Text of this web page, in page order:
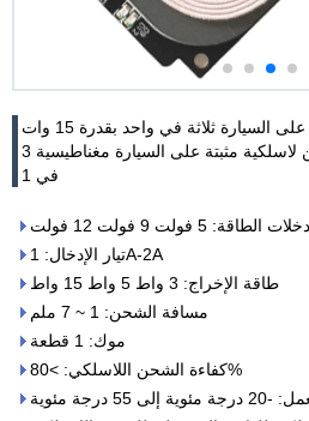
وحدة شاحن لاسلكي محمولة على السيارة ثلاثة في واحد بقدرة 15 وات
قابلة للتخصيص وحدة شحن لاسلكية مثبتة على السيارة مغناطيسية 3
في 1
الطاقة: 5 فولت 9 فولت 12 فولت
تيار الإدخال: 1A-2A
طاقة الإخراج: 3 واط 5 واط 15 واط
مسافة الشحن: 1 ~ 7 ملم
موك: 1 قطعة
كفاءة الشحن اللاسلكي: >80%
درجة مئوية